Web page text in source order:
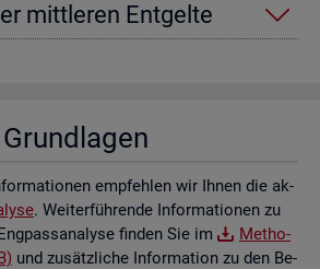
mitt­le­ren Ent­gel­te
Grund­la­gen
emp­feh­len wir Ihnen die ak­
. Wei­ter­füh­ren­de In­for­ma­tio­nen zu
fin­den Sie im
Me­tho­
und zu­sätz­li­che In­for­ma­ti­on zu den Be­